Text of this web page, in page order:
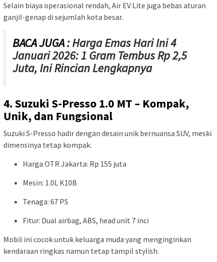
Selain biaya operasional rendah, Air EV Lite juga bebas aturan
ganjil-genap di sejumlah kota besar.
BACA JUGA :Harga Emas Hari Ini 4
Januari 2026: 1 Gram Tembus Rp 2,5
Juta, Ini Rincian Lengkapnya
4. Suzuki S-Presso 1.0 MT – Kompak,
Unik, dan Fungsional
Suzuki S-Presso hadir dengan desain unik bernuansa SUV, meski
dimensinya tetap kompak.
Harga OTR Jakarta: Rp 155 juta
Mesin: 1.0L K10B
Tenaga: 67 PS
Fitur: Dual airbag, ABS, head unit 7 inci
Mobil ini cocok untuk keluarga muda yang menginginkan
kendaraan ringkas namun tetap tampil stylish.